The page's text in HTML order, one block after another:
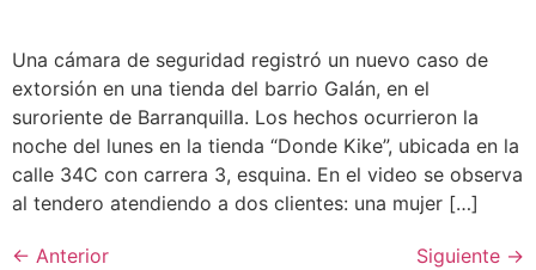
Una cámara de seguridad registró un nuevo caso de
extorsión en una tienda del barrio Galán, en el
suroriente de Barranquilla. Los hechos ocurrieron la
noche del lunes en la tienda “Donde Kike”, ubicada en la
calle 34C con carrera 3, esquina. En el video se observa
al tendero atendiendo a dos clientes: una mujer […]
← Anterior Siguiente →